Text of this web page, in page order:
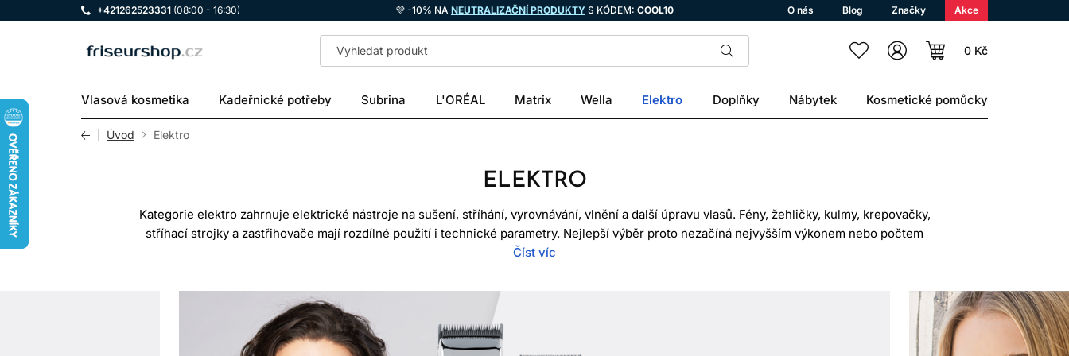
+421262523331 (08:00 - 16:30) 💜 -10% NA NEUTRALIZAČNÍ PRODUKTY S KÓDEM: COOL10 O nás Blog Značky Akce
LOMAX 0 Kč
Vlasová kosmetika Kadeřnické potřeby Subrina L'ORÉAL Matrix Wella Elektro Doplňky Nábytek Kosmetické pomůcky
Úvod Elektro
ELEKTRO
Kategorie elektro zahrnuje elektrické nástroje na sušení, stříhání, vyrovnávání, vlnění a další úpravu vlasů. Fény, žehličky, kulmy, krepovačky,
stříhací strojky a zastřihovače mají rozdílné použití i technické parametry. Nejlepší výběr proto nezačíná nejvyšším výkonem nebo počtem
funkcí, ale konkrétním úkolem, typem vlasů a frekvencí používání.
FÉNY NA VYSOUŠENÍ A TVAROVÁNÍ
Číst víc